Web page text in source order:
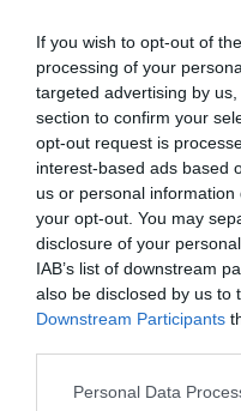
If you wish to opt-out of
processing of your
targeted advertising by
section to confirm your
opt-out request is
interest-based ads based
us or personal
your opt-out. You may
disclosure of your
IAB’s list of downstream
also be disclosed by us to
Downstream Participants
Personal Data